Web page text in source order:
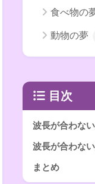
食べ物の
動物の夢
目次
波長が合わな
波長が合わな
まとめ